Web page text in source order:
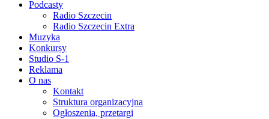
Podcasty
Radio Szczecin
Radio Szczecin Extra
Muzyka
Konkursy
Studio S-1
Reklama
O nas
Kontakt
Struktura organizacyjna
Ogłoszenia, przetargi